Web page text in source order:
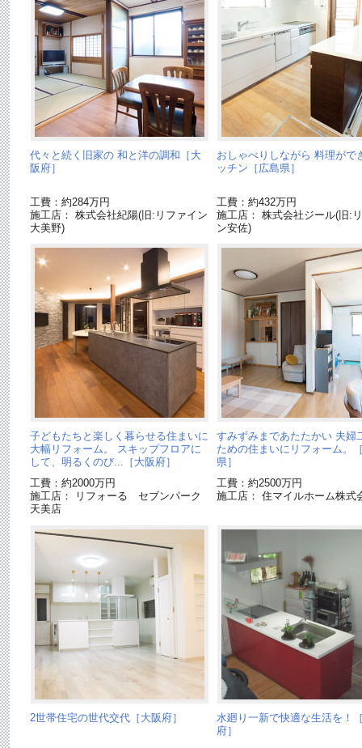
代々と続く旧家の 和と洋の調和［大
阪府］
工費：約284万円
施工店： 株式会社紀陽(旧:リファイン
大美野)
おしゃべりしながら 料理がで
ッチン［広島県］
工費：約432万円
施工店： 株式会社ジール(旧:
ン安佐)
子どもたちと楽しく暮らせる住まいに
大幅リフォーム。 スキップフロアに
して、明るくのび...［大阪府］
工費：約2000万円
施工店： リフォーる セブンパーク
天美店
すみずみまであたたかい 夫婦
ための住まいにリフォーム。
県］
工費：約2500万円
施工店： 住マイルホーム株式
2世帯住宅の世代交代［大阪府］
水廻り一新で快適な生活を！
府］